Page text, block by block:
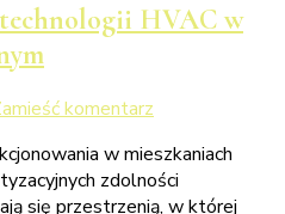
technologii HVAC w
komentarz
Rozszerzona
analiza
w mieszkaniach
zdolności
się przestrzenią, w której